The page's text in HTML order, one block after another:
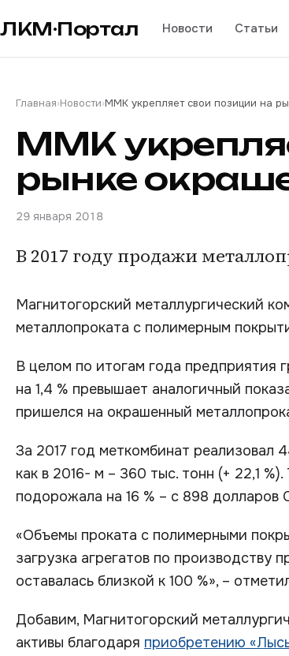
ЛКМ·Портал Новости Статьи
Главная›Новости›ММК укрепляет свои позиции на
ММК
рынке
29 января 2018
В 2017 году продажи
Магнитогорский металлургический
металлопроката с полимерным
В целом по итогам года предприятия
на 1,4 % превышает аналогичный
пришелся на окрашенный
За 2017 год меткомбинат реализовал
как в 2016- м – 360 тыс. тонн (+ 22,1
подорожала на 16 % – с 898
«Объемы проката с полимерными
загрузка агрегатов по производству
оставалась близкой к 100 %», –
Добавим, Магнитогорский
активы благодаря приобретению